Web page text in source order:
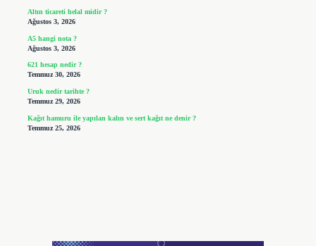
Altın ticareti helal midir ?
Ağustos 3, 2026
A5 hangi nota ?
Ağustos 3, 2026
621 hesap nedir ?
Temmuz 30, 2026
Uruk nedir tarihte ?
Temmuz 29, 2026
Kağıt hamuru ile yapılan kalın ve sert kağıt ne denir ?
Temmuz 25, 2026